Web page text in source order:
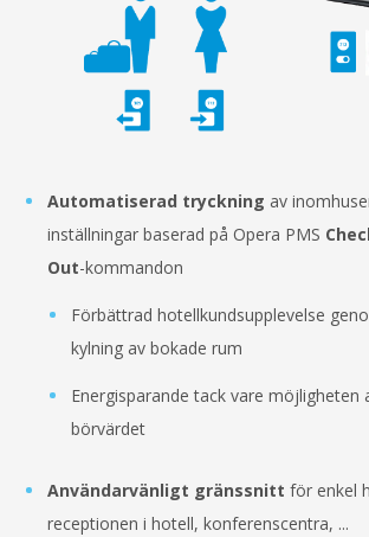
Automatiserad tryckning av
inställningar baserad på Opera PMS
Out-kommandon
Förbättrad hotellkundsupplevelse
kylning av bokade rum
Energisparande tack vare möjligheten
börvärdet
Användarvänligt gränssnitt för enkel
receptionen i hotell, konferenscentra, ...